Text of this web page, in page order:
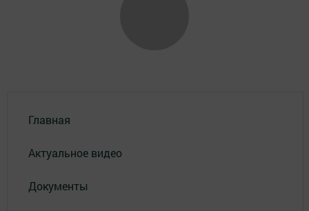
Главная
Актуальное видео
Документы